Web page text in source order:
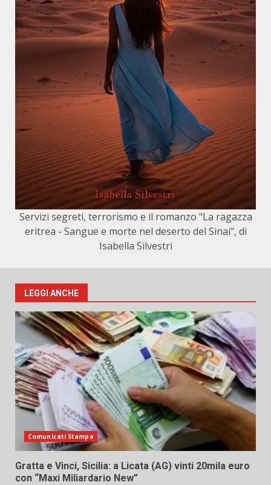
Servizi segreti, terrorismo e il romanzo "La ragazza
eritrea - Sangue e morte nel deserto del Sinai", di
Isabella Silvestri
LEGGI ANCHE
Comunicati Stampa
Gratta e Vinci, Sicilia: a Licata (AG) vinti 20mila euro
con “Maxi Miliardario New”